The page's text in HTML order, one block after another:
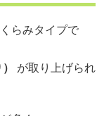
らみタイプで
が取り上げられ